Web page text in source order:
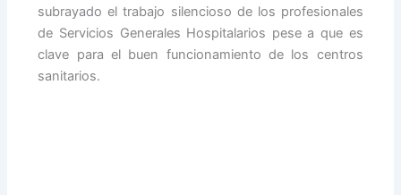
subrayado el trabajo silencioso de los profesionales
de Servicios Generales Hospitalarios pese a que es
clave para el buen funcionamiento de los centros
sanitarios.